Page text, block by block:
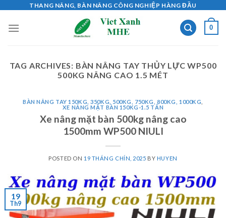
content
THANG NÂNG, BÀN NÂNG CÔNG NGHIỆP HÀNG ĐẦU
0
TAG ARCHIVES: BÀN NÂNG TAY THỦY LỰC WP500
500KG NÂNG CAO 1.5 MÉT
BÀN NÂNG TAY 150KG, 350KG, 500KG, 750KG, 800KG, 1000KG
XE NÂNG MẶT BÀN 150KG-1.5 TẤN
Xe nâng mặt bàn 500kg nâng cao
1500mm WP500 NIULI
POSTED ON 19 THÁNG CHÍN, 2025 BY HUYEN
19
Th9